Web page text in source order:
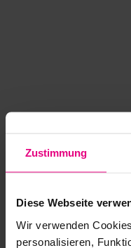
Zustimmung
Diese Webseite
Wir verwenden
personalisieren,